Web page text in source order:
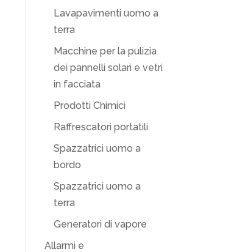
Lavapavimenti uomo a
terra
Macchine per la pulizia
dei pannelli solari e vetri
in facciata
Prodotti Chimici
Raffrescatori portatili
Spazzatrici uomo a
bordo
Spazzatrici uomo a
terra
Generatori di vapore
Allarmi e